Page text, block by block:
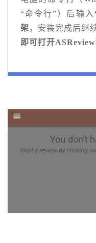
“命令行”）后输入
架 ，安装完成后继
即可打开ASReview